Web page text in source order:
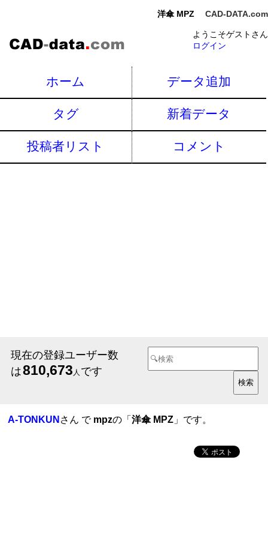
洋傘 MPZ CAD-DATA.com
ようこそゲストさん
ログイン
ホーム データ追加
タグ 新着データ
投稿者リスト コメント
現在の登録ユーザー数
は810,673 人 です
A-TONKUN さん で mpzの「洋傘 MPZ 」です。